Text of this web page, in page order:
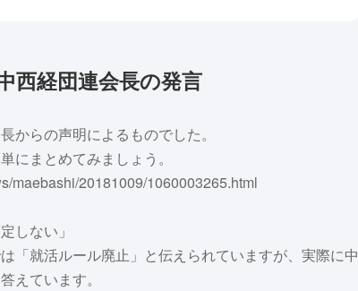
西経団連会長の発言
からの声明によるものでした。
にまとめてみましょう。
maebashi/20181009/1060003265.html
しない」
「就活ルール廃止」と伝えられていますが、実際に中
えています。